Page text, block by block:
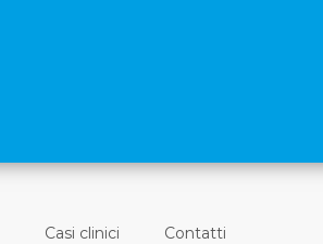
Casi clinici Contatti